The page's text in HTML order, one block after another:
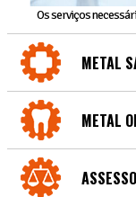
Os serviços
METAL
METAL